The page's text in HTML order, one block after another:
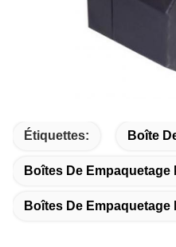
Étiquettes: Boîte
Boîtes De
Boîtes De